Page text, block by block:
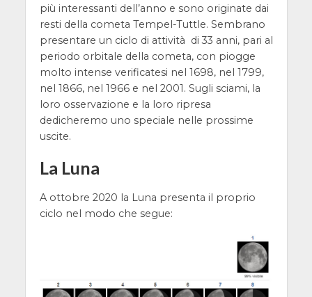
più interessanti dell’anno e sono originate dai
resti della cometa Tempel-Tuttle. Sembrano
presentare un ciclo di attività di 33 anni, pari al
periodo orbitale della cometa, con piogge
molto intense verificatesi nel 1698, nel 1799,
nel 1866, nel 1966 e nel 2001. Sugli sciami, la
loro osservazione e la loro ripresa
dedicheremo uno speciale nelle prossime
uscite.
La Luna
A ottobre 2020 la Luna presenta il proprio
ciclo nel modo che segue: